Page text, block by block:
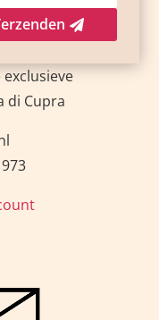
di Cupra